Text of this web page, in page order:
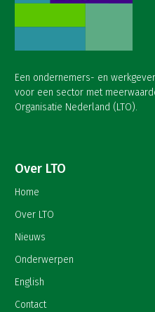
Een ondernemers- en
voor een sector met
Organisatie Nederland (LTO).
Over LTO
Home
Over LTO
Nieuws
Onderwerpen
English
Contact